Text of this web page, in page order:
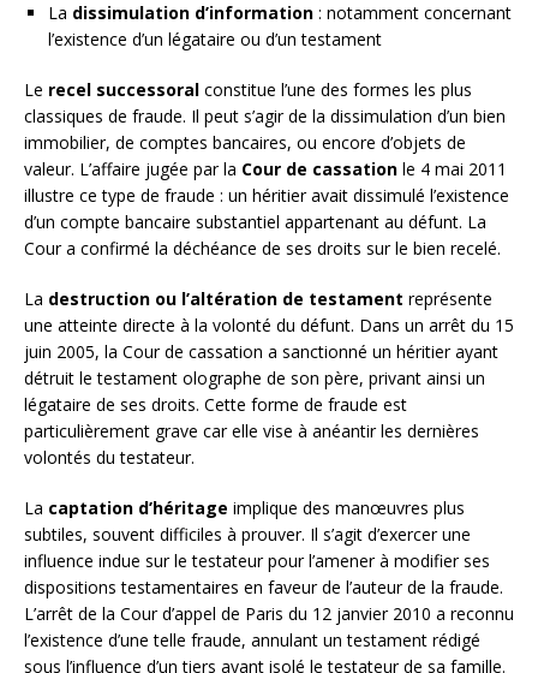
La dissimulation d’information : notamment concernant
l’existence d’un légataire ou d’un testament
Le recel successoral constitue l’une des formes les plus
classiques de fraude. Il peut s’agir de la dissimulation d’un bien
immobilier, de comptes bancaires, ou encore d’objets de
valeur. L’affaire jugée par la Cour de cassation le 4 mai 2011
illustre ce type de fraude : un héritier avait dissimulé l’existence
d’un compte bancaire substantiel appartenant au défunt. La
Cour a confirmé la déchéance de ses droits sur le bien recelé.
La destruction ou l’altération de testament représente
une atteinte directe à la volonté du défunt. Dans un arrêt du 15
juin 2005, la Cour de cassation a sanctionné un héritier ayant
détruit le testament olographe de son père, privant ainsi un
légataire de ses droits. Cette forme de fraude est
particulièrement grave car elle vise à anéantir les dernières
volontés du testateur.
La captation d’héritage implique des manœuvres plus
subtiles, souvent difficiles à prouver. Il s’agit d’exercer une
influence indue sur le testateur pour l’amener à modifier ses
dispositions testamentaires en faveur de l’auteur de la fraude.
L’arrêt de la Cour d’appel de Paris du 12 janvier 2010 a reconnu
l’existence d’une telle fraude, annulant un testament rédigé
sous l’influence d’un tiers ayant isolé le testateur de sa famille.